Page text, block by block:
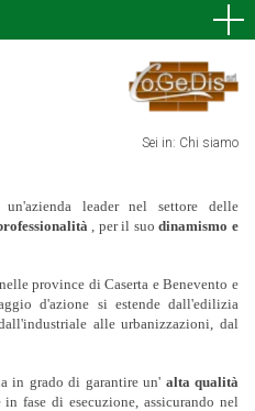
Sei in: Chi siamo
leader nel settore delle
, per il suodinamismo e
province di Caserta e Benevento e
d'azione si estende dall'edilizia
alle urbanizzazioni, dal
in grado di garantire un' alta qualità
fase di esecuzione, assicurando nel